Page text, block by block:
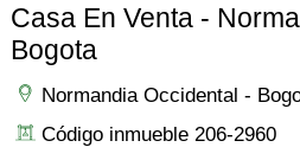
Casa En Venta -
Bogota
Normandia Occidental -
Código inmueble 206-2960